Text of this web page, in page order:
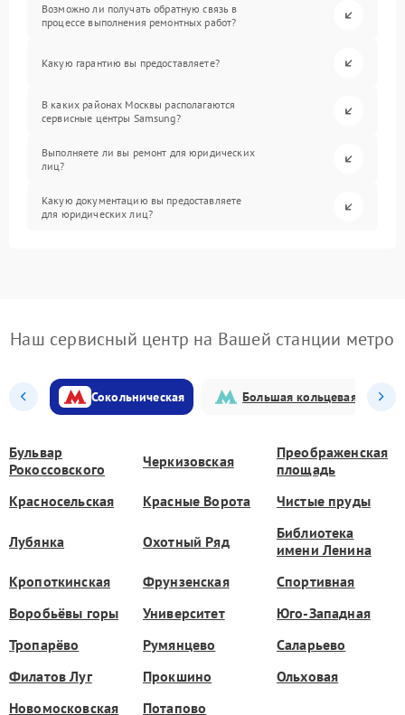
Возможно ли получать обратную связь в
процессе выполнения ремонтных работ?
Какую гарантию вы предоставляете?
В каких районах Москвы располагаются
сервисные центры Samsung?
Выполняете ли вы ремонт для юридических
лиц?
Какую документацию вы предоставляете
для юридических лиц?
Наш сервисный центр на Вашей станции метро
Сокольническая Большая кольцевая
Бульвар
Рокоссовского
Черкизовская
Преображенская
площадь
Красносельская
Красные Ворота Чистые пруды
Лубянка Охотный Ряд
Библиотека
имени Ленина
Кропоткинская
Фрунзенская
Спортивная
Воробьёвы горы
Университет
Юго-Западная
Тропарёво
Румянцево
Саларьево
Филатов Луг
Прокшино
Ольховая
Новомосковская
Потапово